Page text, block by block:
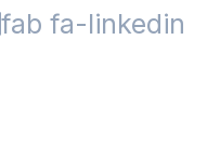
fab fa-linkedin